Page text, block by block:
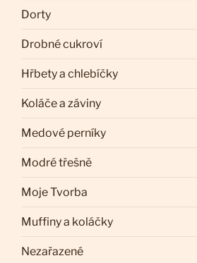
Dorty
Drobné cukroví
Hřbety a chlebíčky
Koláče a záviny
Medové perníky
Modré třešně
Moje Tvorba
Muffiny a koláčky
Nezařazené